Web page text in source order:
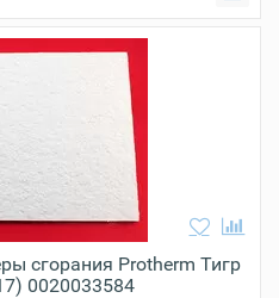
сгорания Protherm Тигр
0020033584